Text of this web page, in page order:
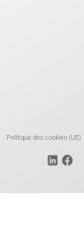
Politique des cookies (UE)